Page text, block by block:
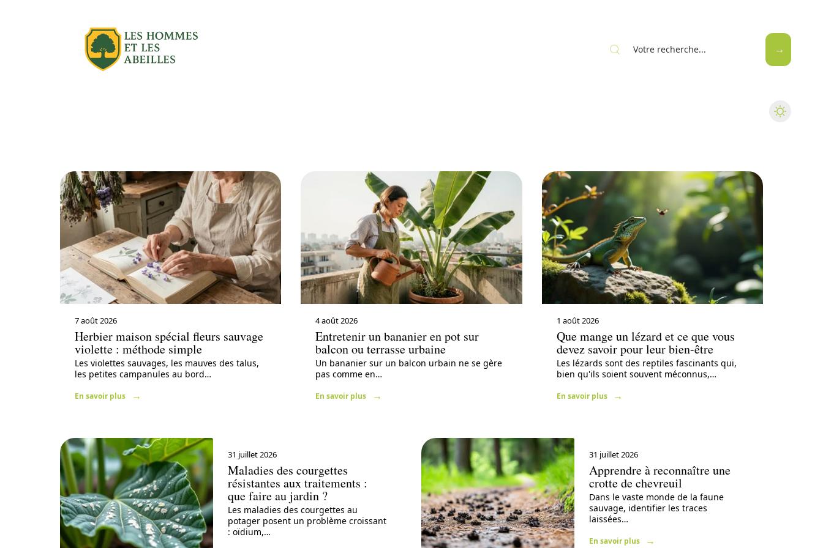
7 août 2026
Herbier maison spécial fleurs sauvage
violette : méthode simple
Les violettes sauvages, les mauves des talus,
les petites campanules au bord…
En savoir plus
4 août 2026
Entretenir un bananier en pot sur
balcon ou terrasse urbaine
Un bananier sur un balcon urbain ne se gère
pas comme en…
En savoir plus
1 août 2026
Que mange un lézard et ce que vous
devez savoir pour leur bien-être
Les lézards sont des reptiles fascinants qui,
bien qu'ils soient souvent méconnus,…
En savoir plus
31 juillet 2026
Maladies des courgettes
résistantes aux traitements :
que faire au jardin ?
Les maladies des courgettes au
potager posent un problème croissant
: oïdium,…
31 juillet 2026
Apprendre à reconnaître une
crotte de chevreuil
Dans le vaste monde de la faune
sauvage, identifier les traces
laissées…
En savoir plus